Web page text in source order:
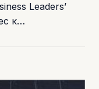
Leaders’
к…